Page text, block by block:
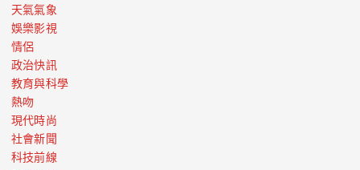
天氣氣象
娛樂影視
情侶
政治快訊
教育與科學
熱吻
現代時尚
社會新聞
科技前線